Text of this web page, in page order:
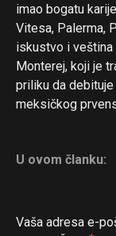
imao bogatu
Vitesa, Palerma,
iskustvo i
Monterej, koji je
priliku da
meksičkog
U ovom članku:
Vaša adresa e-